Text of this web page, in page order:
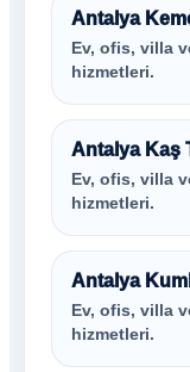
Antalya
Ev, ofis, villa
hizmetleri.
Antalya Kaş
Ev, ofis, villa
hizmetleri.
Antalya
Ev, ofis, villa
hizmetleri.